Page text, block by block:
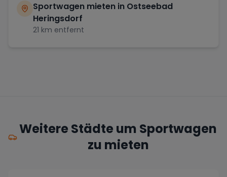
Sportwagen mieten in Ostseebad
Heringsdorf
21 km entfernt
Weitere Städte um Sportwagen
zu mieten